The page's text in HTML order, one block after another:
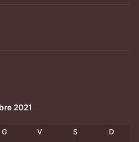
2021
G V S
D